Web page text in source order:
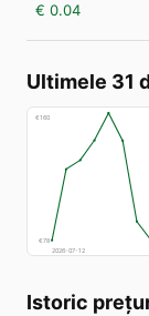
€ 0.04
Ultimele 31
€160
€78
2026-07-12
Istoric